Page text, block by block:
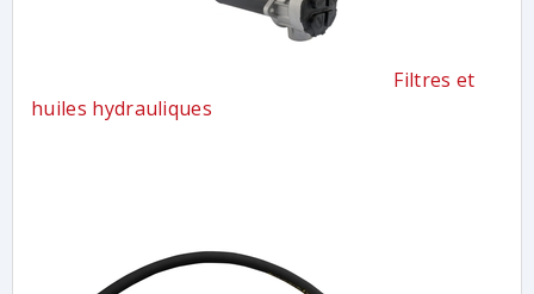
Filtres et
huiles hydrauliques